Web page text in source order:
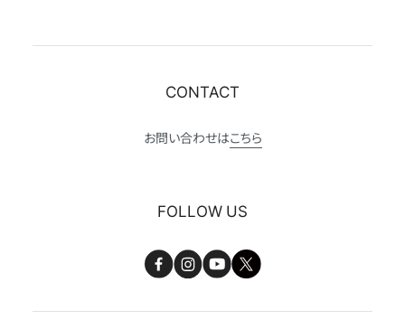
CONTACT
お問い合わせはこちら
FOLLOW US